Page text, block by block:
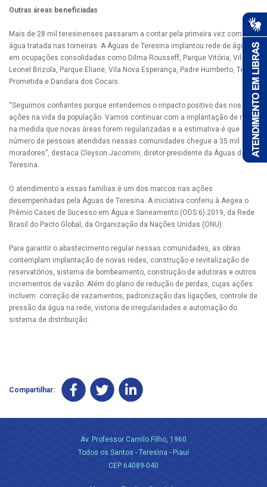
Outras áreas beneficiadas
Mais de 28 mil teresinenses passaram a contar pela primeira vez com
água tratada nas torneiras. A Águas de Teresina implantou rede de água
em ocupações consolidadas como Dilma Rousseff, Parque Vitória, Vila
Leonel Brizola, Parque Eliane, Vila Nova Esperança, Padre Humberto, Terra
Prometida e Dandara dos Cocais.
“Seguimos confiantes porque entendemos o impacto positivo das nossas
ações na vida da população. Vamos continuar com a implantação de rede
na medida que novas áreas forem regularizadas e a estimativa é que o
número de pessoas atendidas nessas comunidades chegue a 35 mil
moradores”, destaca Cleyson Jacomini, diretor-presidente da Águas de
Teresina.
O atendimento a essas famílias é um dos marcos nas ações
desempenhadas pela Águas de Teresina. A iniciativa conferiu à Aegea o
Prêmio Cases de Sucesso em Água e Saneamento (ODS 6) 2019, da Rede
Brasil do Pacto Global, da Organização da Nações Unidas (ONU).
Para garantir o abastecimento regular nessas comunidades, as obras
contemplam implantação de novas redes, construção e revitalização de
reservatórios, sistema de bombeamento, construção de adutoras e outros
incrementos de vazão. Além do plano de redução de perdas, cujas ações
incluem: correção de vazamentos, padronização das ligações, controle de
pressão da água na rede, vistoria de irregularidades e automação do
sistema de distribuição.
Compartilhar:
Av. Professor Camilo Filho, 1960
Todos os Santos - Teresina - Piauí
CEP 64089-040